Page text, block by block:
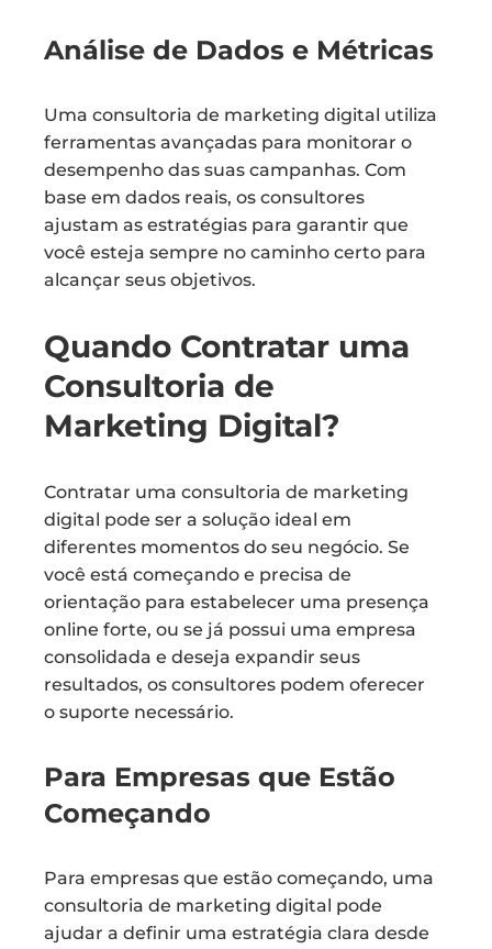
Análise de Dados e Métricas
Uma consultoria de marketing digital utiliza
ferramentas avançadas para monitorar o
desempenho das suas campanhas. Com
base em dados reais, os consultores
ajustam as estratégias para garantir que
você esteja sempre no caminho certo para
alcançar seus objetivos.
Quando Contratar uma
Consultoria de
Marketing Digital?
Contratar uma consultoria de marketing
digital pode ser a solução ideal em
diferentes momentos do seu negócio. Se
você está começando e precisa de
orientação para estabelecer uma presença
online forte, ou se já possui uma empresa
consolidada e deseja expandir seus
resultados, os consultores podem oferecer
o suporte necessário.
Para Empresas que Estão
Começando
Para empresas que estão começando, uma
consultoria de marketing digital pode
ajudar a definir uma estratégia clara desde